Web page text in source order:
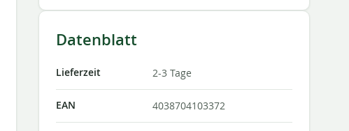
Datenblatt
Lieferzeit 2-3 Tage
EAN 4038704103372